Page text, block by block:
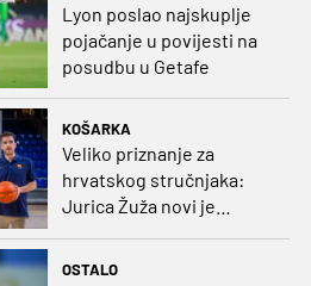
Lyon poslao najskuplje
pojačanje u povijesti na
posudbu u Getafe
KOŠARKA
Veliko priznanje za
hrvatskog stručnjaka:
Jurica Žuža novi je
OSTALO